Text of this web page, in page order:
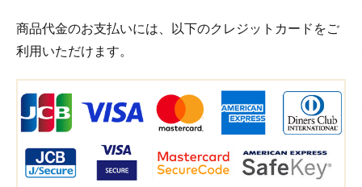
商品代金のお支払いには、以下のクレジットカードをご
利用いただけます。